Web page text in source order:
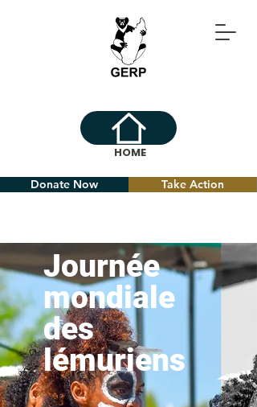
HOME
Donate Now Take Action
Journée
mondiale
des
lémuriens